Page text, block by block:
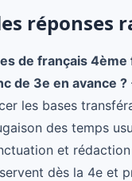
réponses
de français 4ème
de 3e en avance ?
les bases
des temps
et
dès la 4e et